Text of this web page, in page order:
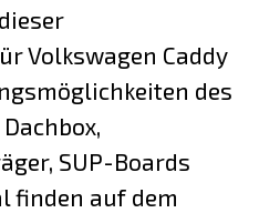
Volkswagen Caddy
des
SUP-Boards
finden auf dem